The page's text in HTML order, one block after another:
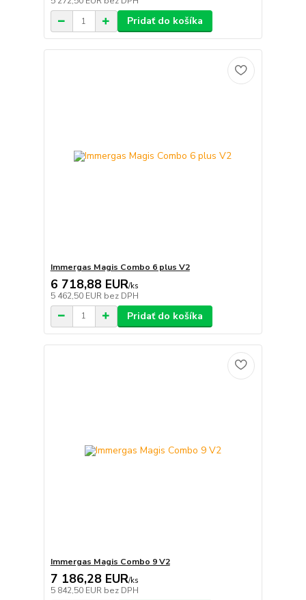
Pridať do košíka
Immergas Magis Combo 6 plus V2
6 718,88 EUR/ks
5 462,50 EUR bez DPH
Pridať do košíka
Immergas Magis Combo 9 V2
7 186,28 EUR/ks
5 842,50 EUR bez DPH